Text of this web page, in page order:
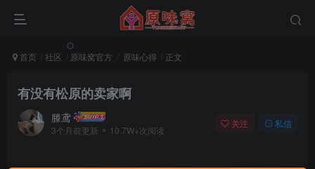
首页 社区 原味窝官方 原味心得 正文
有没有松原的卖家啊
滕鸢
3个月前更新 10.7W+次阅读
关注 私信